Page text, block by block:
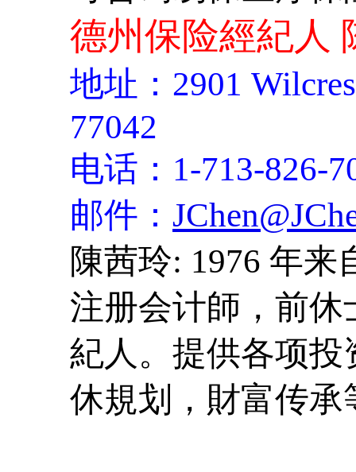
德州保险經紀人
地址：2901
77042
电话：1-713-826-
邮件：
陳茜玲: 1976 年
注册会计師，前
紀人。提供各项
休規划，財富传